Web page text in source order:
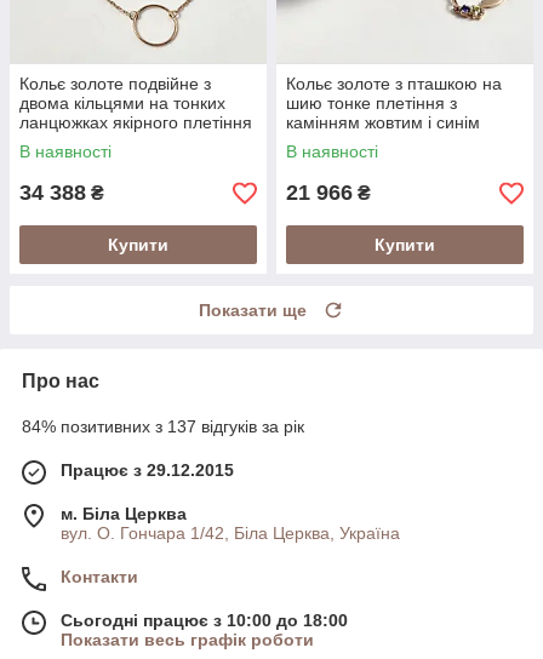
Кольє золоте подвійне з
двома кільцями на тонких
ланцюжках якірного плетіння
В наявності
34 388 ₴
Купити
Кольє золоте з пташкою на
шию тонке плетіння з
камінням жовтим і синім
фіанітом
В наявності
21 966 ₴
Купити
Показати ще
Про нас
84% позитивних з 137 відгуків за рік
Працює з 29.12.2015
м. Біла Церква
вул. О. Гончара 1/42, Біла Церква, Україна
Контакти
Сьогодні працює з 10:00 до 18:00
Показати весь графік роботи